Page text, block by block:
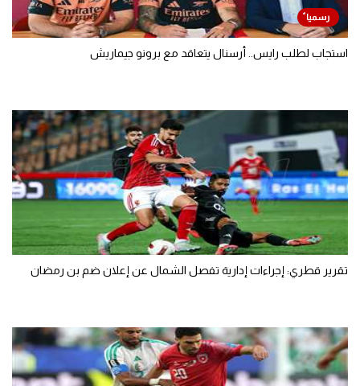
استجاب لطلب رايس.. أرسنال يتعاقد مع برونو جيماريش
تقرير قطري: إجراءات إدارية تفصل الشمال عن إعلان ضم بن رمضان